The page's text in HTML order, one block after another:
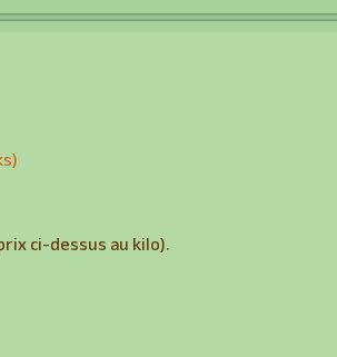
ci-dessus au kilo).